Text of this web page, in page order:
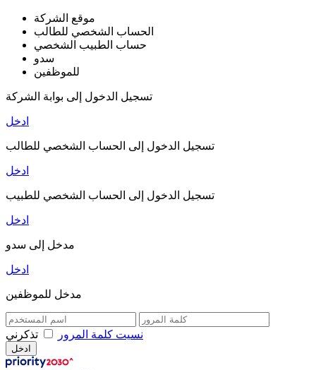
موقع الشركة
الحساب الشخصي للطالب
حساب الطبيب الشخصي
سدو
للموظفين
تسجيل الدخول إلى بوابة الشركة
ادخل
تسجيل الدخول إلى الحساب الشخصي للطالب
ادخل
تسجيل الدخول إلى الحساب الشخصي للطبيب
ادخل
مدخل إلى سدو
ادخل
مدخل للموظفين
نسيت كلمة المرور تذكرني